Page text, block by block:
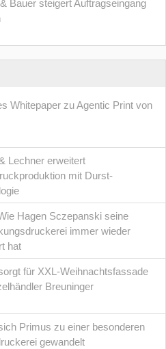
Bauer steigert Auftragseingang
Whitepaper zu Agentic Print von
Lechner erweitert
mit Durst-
Hagen Sczepanski seine
immer wieder
hat
für XXL-Weihnachtsfassade
Breuninger
Primus zu einer besonderen
gewandelt